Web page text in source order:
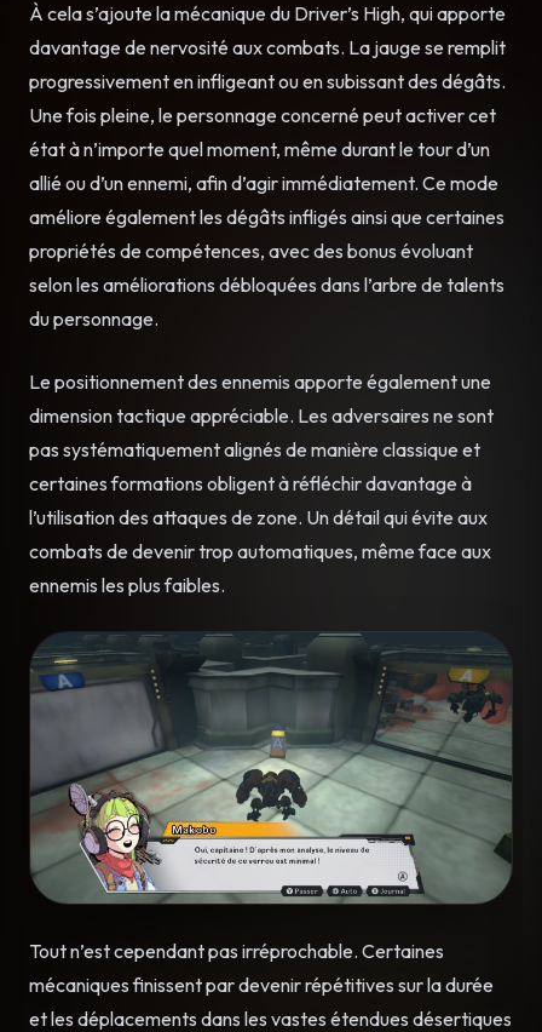
À cela s’ajoute la mécanique du Driver’s High, qui apporte
davantage de nervosité aux combats. La jauge se remplit
progressivement en infligeant ou en subissant des dégâts.
Une fois pleine, le personnage concerné peut activer cet
état à n’importe quel moment, même durant le tour d’un
allié ou d’un ennemi, afin d’agir immédiatement. Ce mode
améliore également les dégâts infligés ainsi que certaines
propriétés de compétences, avec des bonus évoluant
selon les améliorations débloquées dans l’arbre de talents
du personnage.
Le positionnement des ennemis apporte également une
dimension tactique appréciable. Les adversaires ne sont
pas systématiquement alignés de manière classique et
certaines formations obligent à réfléchir davantage à
l’utilisation des attaques de zone. Un détail qui évite aux
combats de devenir trop automatiques, même face aux
ennemis les plus faibles.
Tout n’est cependant pas irréprochable. Certaines
mécaniques finissent par devenir répétitives sur la durée
et les déplacements dans les vastes étendues désertiques